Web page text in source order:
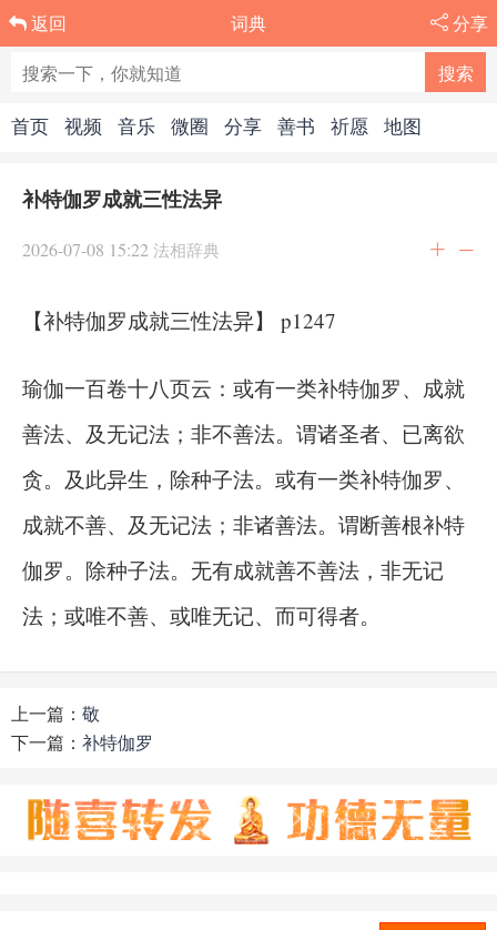
返回 词典 分享
首页 视频 音乐 微圈 分享 善书 祈愿 地图
补特伽罗成就三性法异
2026-07-08 15:22 法相辞典
【补特伽罗成就三性法异】 p1247
瑜伽一百卷十八页云：或有一类补特伽罗、成就
善法、及无记法；非不善法。谓诸圣者、已离欲
贪。及此异生，除种子法。或有一类补特伽罗、
成就不善、及无记法；非诸善法。谓断善根补特
伽罗。除种子法。无有成就善不善法，非无记
法；或唯不善、或唯无记、而可得者。
上一篇： 敬
下一篇： 补特伽罗